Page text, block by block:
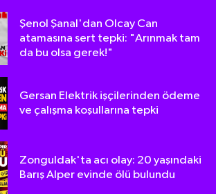
Şenol Şanal'dan Olcay Can
atamasına sert tepki: "Arınmak tam
da bu olsa gerek!"
Gersan Elektrik işçilerinden ödeme
ve çalışma koşullarına tepki
Zonguldak'ta acı olay: 20 yaşındaki
Barış Alper evinde ölü bulundu